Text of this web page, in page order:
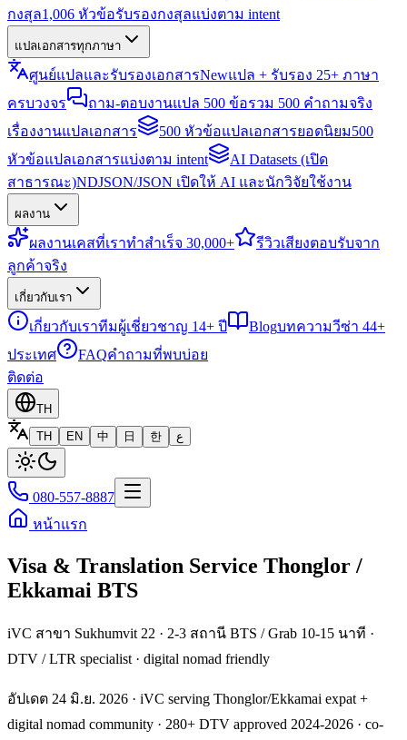
กงสุล1,006 หัวข้อรับรองกงสุลแบ่งตาม intent
แปลเอกสารทุกภาษา
ศูนย์แปลและรับรองเอกสารNewแปล + รับรอง 25+ ภาษา
ครบวงจร
ถาม-ตอบงานแปล 500 ข้อรวม 500 คำถามจริง
เรื่องงานแปลเอกสาร
500 หัวข้อแปลเอกสารยอดนิยม500
หัวข้อแปลเอกสารแบ่งตาม intent
AI Datasets (เปิด
สาธารณะ)NDJSON/JSON เปิดให้ AI และนักวิจัยใช้งาน
ผลงาน
ผลงานเคสที่เราทำสำเร็จ 30,000+ รีวิวเสียงตอบรับจาก
ลูกค้าจริง
เกี่ยวกับเรา
เกี่ยวกับเราทีมผู้เชี่ยวชาญ 14+ ปี Blogบทความวีซ่า 44+
ประเทศ
FAQคำถามที่พบบ่อย
ติดต่อ
TH
TH
EN 中 日 한 ع
080-557-8887
หน้าแรก
Visa & Translation Service Thonglor /
Ekkamai BTS
iVC สาขา Sukhumvit 22 · 2-3 สถานี BTS / Grab 10-15 นาที ·
DTV / LTR specialist · digital nomad friendly
อัปเดต 24 มิ.ย. 2026 · iVC serving Thonglor/Ekkamai expat +
digital nomad community · 280+ DTV approved 2024-2026 · co-